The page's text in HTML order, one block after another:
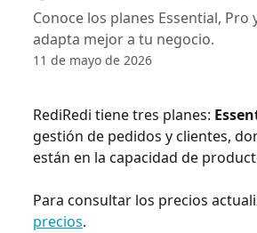
Conoce los planes Essential,
adapta mejor a tu negocio.
11 de mayo de 2026
RediRedi tiene tres planes:
gestión de pedidos y clientes,
están en la capacidad de
Para consultar los precios
precios.